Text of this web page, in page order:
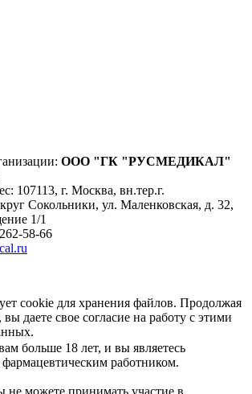
ООО "ГК "РУСМЕДИКАЛ"
107113, г. Москва, вн.тер.г.
Сокольники, ул. Маленковская, д. 32,
1/1
58-66
cookie для хранения файлов. Продолжая
вы даете свое согласие на работу с этими
больше 18 лет, и вы являетесь
работником.
не можете принимать участие в